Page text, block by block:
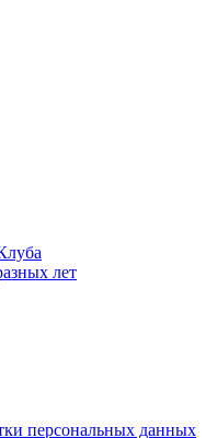
лет
персональных данных